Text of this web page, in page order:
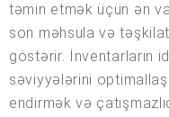
təmin etmək üçün ən
son məhsula və
göstərir. İnventarların
səviyyələrini
endirmək və